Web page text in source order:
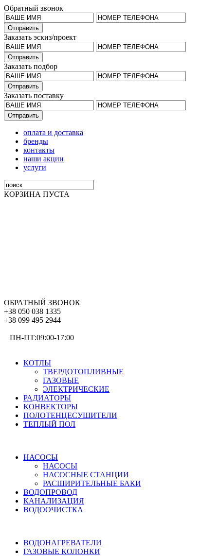
Обратный звонок
Заказать эскиз/проект
Заказать подбор
Заказать поставку
оплата и доставка
бренды
контакты
наши акции
услуги
КОРЗИНА ПУСТА
ОБРАТНЫЙ ЗВОНОК
+38 050 038 1335
+38 099 495 2944
ПН-ПТ:09:00-17:00
КОТЛЫ
ТВЕРДОТОПЛИВНЫЕ
ГАЗОВЫЕ
ЭЛЕКТРИЧЕСКИЕ
РАДИАТОРЫ
КОНВЕКТОРЫ
ПОЛОТЕНЦЕСУШИТЕЛИ
ТЕПЛЫЙ ПОЛ
НАСОСЫ
НАСОСЫ
НАСОСНЫЕ СТАНЦИИ
РАСШИРИТЕЛЬНЫЕ БАКИ
ВОДОПРОВОД
КАНАЛИЗАЦИЯ
ВОДООЧИСТКА
ВОДОНАГРЕВАТЕЛИ
ГАЗОВЫЕ КОЛОНКИ